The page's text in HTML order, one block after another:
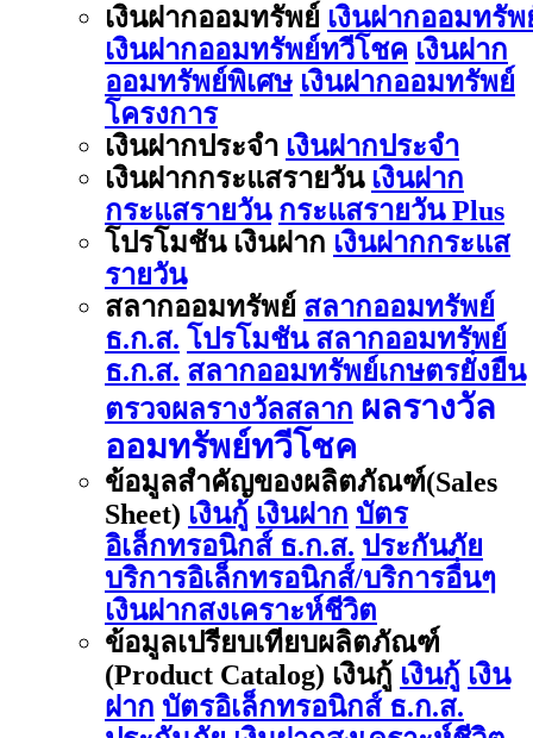
เงินฝากออมทรัพย์ เงินฝากออมทรัพ
เงินฝากออมทรัพย์ทวีโชค เงินฝาก
ออมทรัพย์พิเศษ เงินฝากออมทรัพย์
โครงการ
เงินฝากประจำ เงินฝากประจำ
เงินฝากกระแสรายวัน เงินฝาก
กระแสรายวัน กระแสรายวัน Plus
โปรโมชัน เงินฝาก เงินฝากกระแส
รายวัน
สลากออมทรัพย์ สลากออมทรัพย์
ธ.ก.ส. โปรโมชัน สลากออมทรัพย์
ธ.ก.ส. สลากออมทรัพย์เกษตรยั่งยืน
ตรวจผลรางวัลสลาก ผลรางวัล
ออมทรัพย์ทวีโชค
ข้อมูลสำคัญของผลิตภัณฑ์(Sales
Sheet) เงินกู้ เงินฝาก บัตร
อิเล็กทรอนิกส์ ธ.ก.ส. ประกันภัย
บริการอิเล็กทรอนิกส์/บริการอื่นๆ
เงินฝากสงเคราะห์ชีวิต
ข้อมูลเปรียบเทียบผลิตภัณฑ์
(Product Catalog) เงินกู้ เงินกู้ เงิน
ฝาก บัตรอิเล็กทรอนิกส์ ธ.ก.ส.